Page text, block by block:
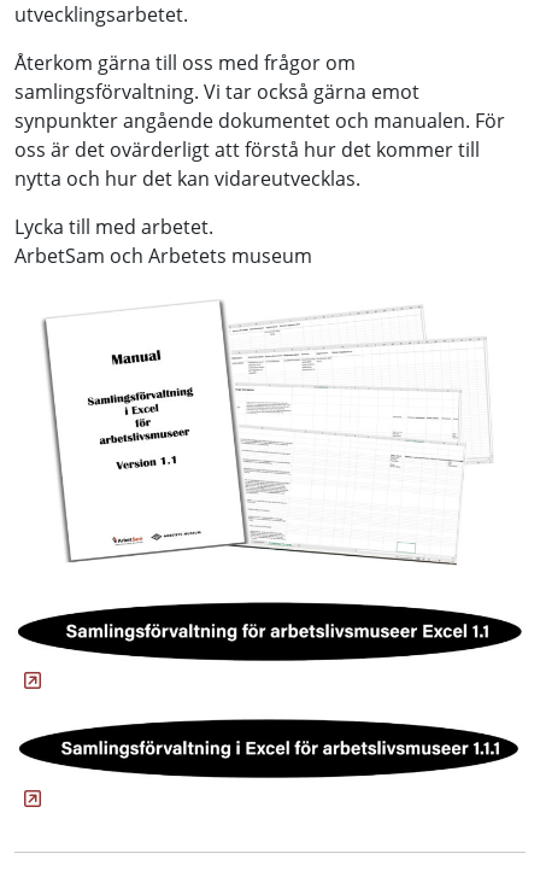
utvecklingsarbetet.
Återkom gärna till oss med frågor om
samlingsförvaltning. Vi tar också gärna emot
synpunkter angående dokumentet och manualen. För
oss är det ovärderligt att förstå hur det kommer till
nytta och hur det kan vidareutvecklas.
Lycka till med arbetet.
ArbetSam och Arbetets museum